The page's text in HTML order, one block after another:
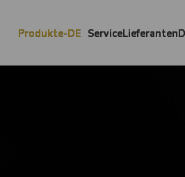
Produkte-DE ServiceLieferanten